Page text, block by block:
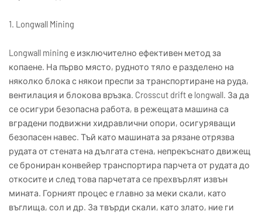
1. Longwall Mining
Longwall mining е изключително ефективен метод за
копаене. На първо място, рудното тяло е разделено на
няколко блока с някои преспи за транспортиране на руда,
вентилация и блокова връзка. Crosscut drift е longwall. За да
се осигури безопасна работа, в режещата машина са
вградени подвижни хидравлични опори, осигуряващи
безопасен навес. Тъй като машината за рязане отрязва
рудата от стената на дългата стена, непрекъснато движещ
се брониран конвейер транспортира парчета от рудата до
откосите и след това парчетата се прехвърлят извън
мината. Горният процес е главно за меки скали, като
въглища, сол и др. За твърди скали, като злато, ние ги